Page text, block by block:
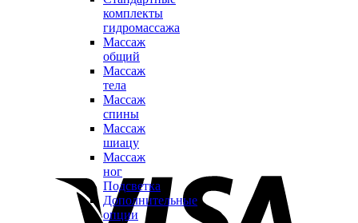
комплекты
гидромассажа
Массаж
общий
Массаж
тела
Массаж
спины
Массаж
шиацу
Массаж
ног
Подсветка
Дополнительные
опции